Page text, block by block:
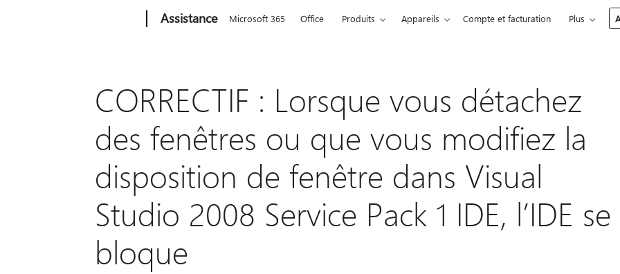
Assistance Microsoft 365 Office Produits Appareils Compte et facturation Plus
CORRECTIF : Lorsque vous détachez
des fenêtres ou que vous modifiez la
disposition de fenêtre dans Visual
Studio 2008 Service Pack 1 IDE, l’IDE se
bloque